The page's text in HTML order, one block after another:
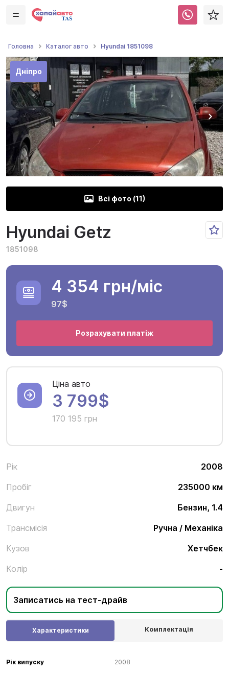
Головна Каталог авто Hyundai 1851098
Дніпро
Всі фото (11)
Hyundai Getz
1851098
Рік
2008
Пробіг
235000 км
Двигун
Бензин, 1.4
Трансмісія
Ручна / Механіка
Кузов
Хетчбек
Колір
-
Записатись на тест-драйв
4 354 грн/міс
97$
Розрахувати платіж
Ціна авто
3 799$
170 195 грн
Характеристики Комплектація
Рік випуску 2008